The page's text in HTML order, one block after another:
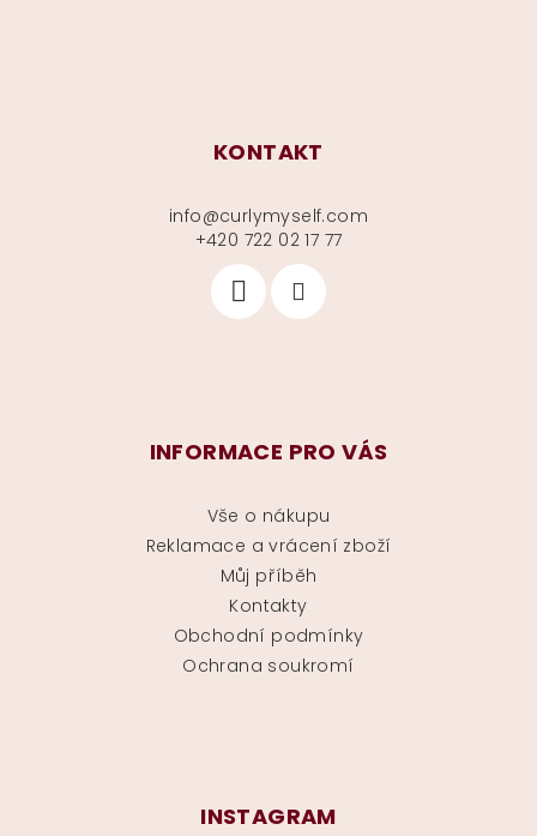
KONTAKT
info@curlymyself.com
+420 722 02 17 77
INFORMACE PRO VÁS
Vše o nákupu
Reklamace a vrácení zboží
Můj příběh
Kontakty
Obchodní podmínky
Ochrana soukromí
INSTAGRAM